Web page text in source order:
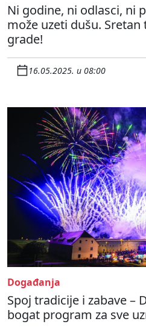
Ni godine, ni odlasci, ni
može uzeti dušu.
grade!
16.05.2025. u 08:00
Događanja
Spoj tradicije i zabave –
bogat program za sve